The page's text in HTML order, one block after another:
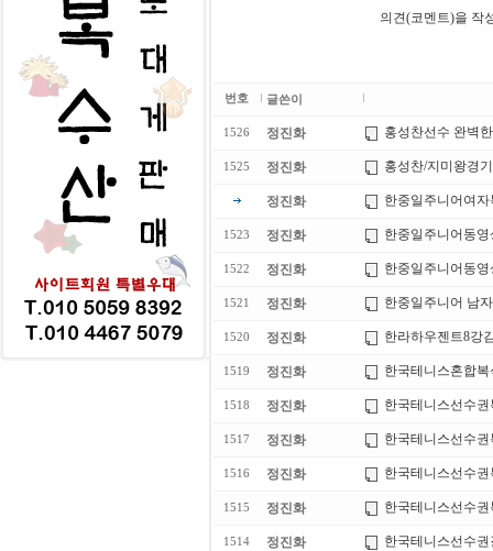
의견(코멘트)을 작
번호 글쓴이
1526 정진화 홍성찬선수 완벽
1525 정진화 홍성찬/지미왕경
정진화 한중일주니어여
1523 정진화 한중일주니어동영
1522 정진화 한중일주니어동
1521 정진화 한중일주니어 남
1520 정진화 한라하우젠트8강
1519 정진화 한국테니스혼합
1518 정진화 한국테니스선수
1517 정진화 한국테니스선수
1516 정진화 한국테니스선수
1515 정진화 한국테니스선수
1514 정진화 한국테니스선수